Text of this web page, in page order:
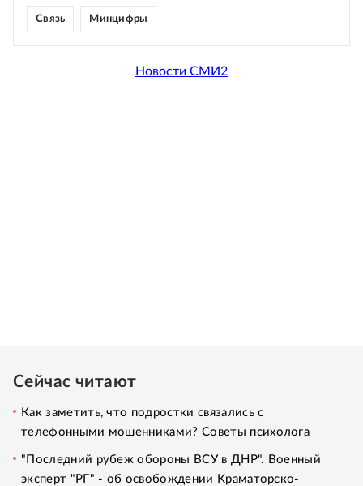
Связь Минцифры
Новости СМИ2
Сейчас читают
Как заметить, что подростки связались с
телефонными мошенниками? Советы психолога
"Последний рубеж обороны ВСУ в ДНР". Военный
эксперт "РГ" - об освобождении Краматорско-